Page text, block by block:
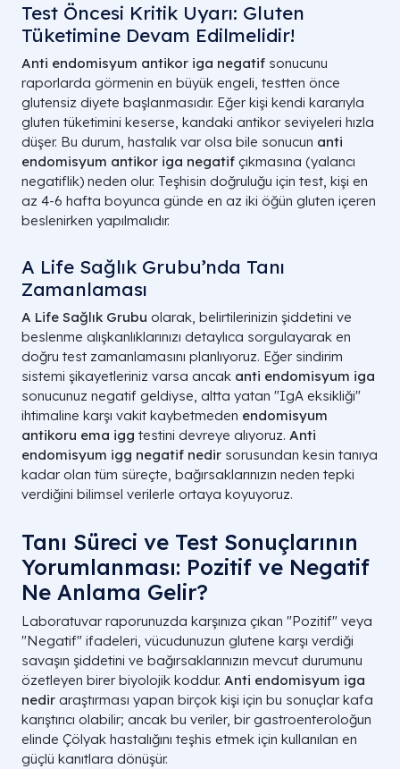
Test Öncesi Kritik Uyarı: Gluten
Tüketimine Devam Edilmelidir!
Anti endomisyum antikor iga negatif sonucunu
raporlarda görmenin en büyük engeli, testten önce
glutensiz diyete başlanmasıdır. Eğer kişi kendi kararıyla
gluten tüketimini keserse, kandaki antikor seviyeleri hızla
düşer. Bu durum, hastalık var olsa bile sonucun anti
endomisyum antikor iga negatif çıkmasına (yalancı
negatiflik) neden olur. Teşhisin doğruluğu için test, kişi en
az 4-6 hafta boyunca günde en az iki öğün gluten içeren
beslenirken yapılmalıdır.
A Life Sağlık Grubu’nda Tanı
Zamanlaması
A Life Sağlık Grubu olarak, belirtilerinizin şiddetini ve
beslenme alışkanlıklarınızı detaylıca sorgulayarak en
doğru test zamanlamasını planlıyoruz. Eğer sindirim
sistemi şikayetleriniz varsa ancak anti endomisyum iga
sonucunuz negatif geldiyse, altta yatan "IgA eksikliği"
ihtimaline karşı vakit kaybetmeden endomisyum
antikoru ema igg testini devreye alıyoruz. Anti
endomisyum igg negatif nedir sorusundan kesin tanıya
kadar olan tüm süreçte, bağırsaklarınızın neden tepki
verdiğini bilimsel verilerle ortaya koyuyoruz.
Tanı Süreci ve Test Sonuçlarının
Yorumlanması: Pozitif ve Negatif
Ne Anlama Gelir?
Laboratuvar raporunuzda karşınıza çıkan "Pozitif" veya
"Negatif" ifadeleri, vücudunuzun glutene karşı verdiği
savaşın şiddetini ve bağırsaklarınızın mevcut durumunu
özetleyen birer biyolojik koddur. Anti endomisyum iga
nedir araştırması yapan birçok kişi için bu sonuçlar kafa
karıştırıcı olabilir; ancak bu veriler, bir gastroenteroloğun
elinde Çölyak hastalığını teşhis etmek için kullanılan en
güçlü kanıtlara dönüşür.